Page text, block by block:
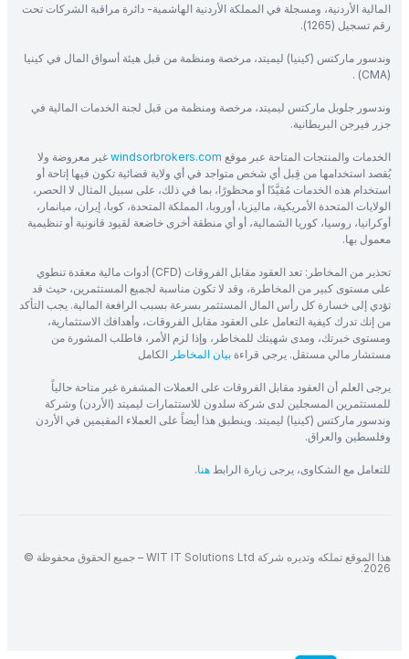
المالية الأردنية، ومسجلة في المملكة الأردنية الهاشمية- دائرة مراقبة الشركات تحت
رقم تسجيل (1265).
وندسور ماركتس (كينيا) ليميتد، مرخصة ومنظمة من قبل هيئة أسواق المال في كينيا
(CMA) .
وندسور جلوبل ماركتس ليميتد، مرخصة ومنظمة من قبل لجنة الخدمات المالية في
جزر فيرجن البريطانية.
الخدمات والمنتجات المتاحة عبر موقع windsorbrokers.com غير معروضة ولا
يُقصد استخدامها من قِبل أي شخص متواجد في أي ولاية قضائية تكون فيها إتاحة أو
استخدام هذه الخدمات مُقيَّدًا أو محظورًا، بما في ذلك، على سبيل المثال لا الحصر،
الولايات المتحدة الأمريكية، ماليزيا، أوروبا، المملكة المتحدة، كوبا، إيران، ميانمار،
أوكرانيا، روسيا، كوريا الشمالية، أو أي منطقة أخرى خاضعة لقيود قانونية أو تنظيمية
معمول بها.
تحذير من المخاطر: تعد العقود مقابل الفروقات (CFD) أدوات مالية معقدة تنطوي
على مستوى كبير من المخاطرة، وقد لا تكون مناسبة لجميع المستثمرين، حيث قد
تؤدي إلى خسارة كل رأس المال المستثمر بسرعة بسبب الرافعة المالية. يجب التأكد
من إنك تدرك كيفية التعامل على العقود مقابل الفروقات، وأهدافك الاستثمارية،
ومستوى خبرتك، ومدى شهيتك للمخاطر، وإذا لزم الأمر، فاطلب المشورة من
مستشار مالي مستقل. يرجى قراءة بيان المخاطر الكامل
يرجى العلم أن العقود مقابل الفروقات على العملات المشفرة غير متاحة حالياً
للمستثمرين المسجلين لدى شركة سلدون للاستثمارات ليميتد (الأردن) وشركة
وندسور ماركتس (كينيا) ليميتد. وينطبق هذا أيضاً على العملاء المقيمين في الأردن
وفلسطين والعراق.
للتعامل مع الشكاوى، يرجى زيارة الرابط هنا.
هذا الموقع تملكه وتديره شركة WIT IT Solutions Ltd – جميع الحقوق محفوظة ©
2026.